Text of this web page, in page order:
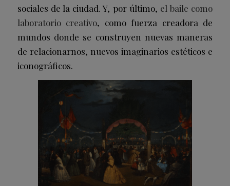
sociales de la ciudad. Y, por último, el baile como
laboratorio creativo, como fuerza creadora de
mundos donde se construyen nuevas maneras
de relacionarnos, nuevos imaginarios estéticos e
iconográficos.